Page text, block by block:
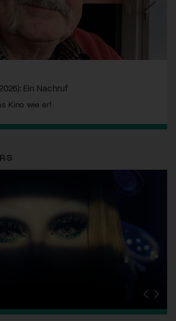
Ein Nachruf
Kino wie er!
Festival Zurich
der jüdischen Filmwelt
Fantastic Film Festival
Film Festival